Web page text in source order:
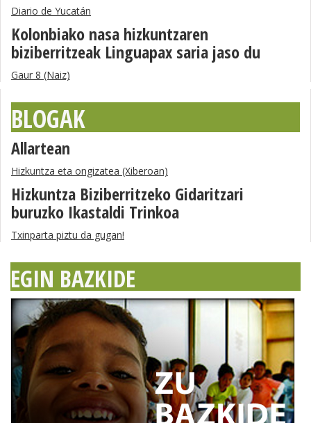
Diario de Yucatán
Kolonbiako nasa hizkuntzaren
biziberritzeak Linguapax saria jaso du
Gaur 8 (Naiz)
BLOGAK
Allartean
Hizkuntza eta ongizatea (Xiberoan)
Hizkuntza Biziberritzeko Gidaritzari
buruzko Ikastaldi Trinkoa
Txinparta piztu da gugan!
EGIN BAZKIDE